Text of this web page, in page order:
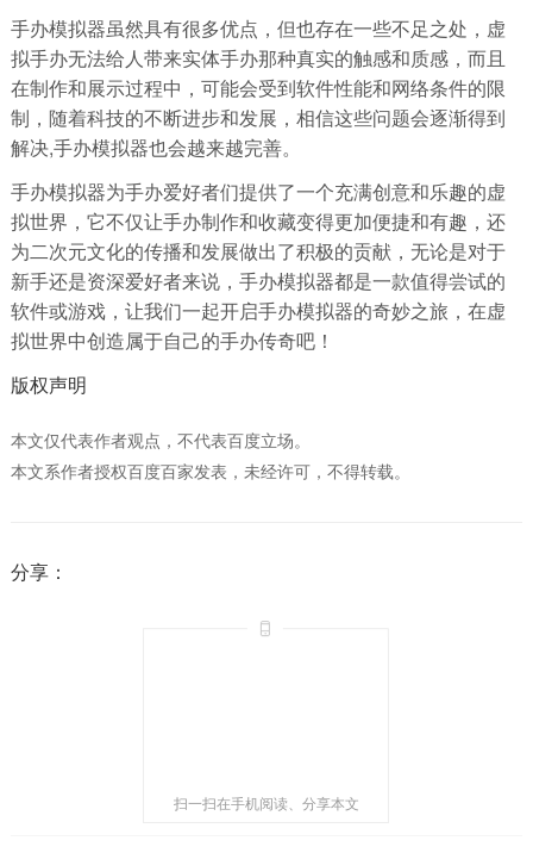
手办模拟器虽然具有很多优点，但也存在一些不足之处，虚
拟手办无法给人带来实体手办那种真实的触感和质感，而且
在制作和展示过程中，可能会受到软件性能和网络条件的限
制，随着科技的不断进步和发展，相信这些问题会逐渐得到
解决,手办模拟器也会越来越完善。
手办模拟器为手办爱好者们提供了一个充满创意和乐趣的虚
拟世界，它不仅让手办制作和收藏变得更加便捷和有趣，还
为二次元文化的传播和发展做出了积极的贡献，无论是对于
新手还是资深爱好者来说，手办模拟器都是一款值得尝试的
软件或游戏，让我们一起开启手办模拟器的奇妙之旅，在虚
拟世界中创造属于自己的手办传奇吧！
版权声明
本文仅代表作者观点，不代表百度立场。
本文系作者授权百度百家发表，未经许可，不得转载。
分享：
扫一扫在手机阅读、分享本文